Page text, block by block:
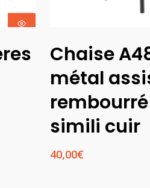
Options
Chaise
métal
simili cuir
40,00€